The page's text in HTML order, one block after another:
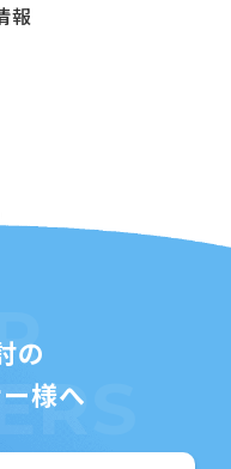
報
の
様へ